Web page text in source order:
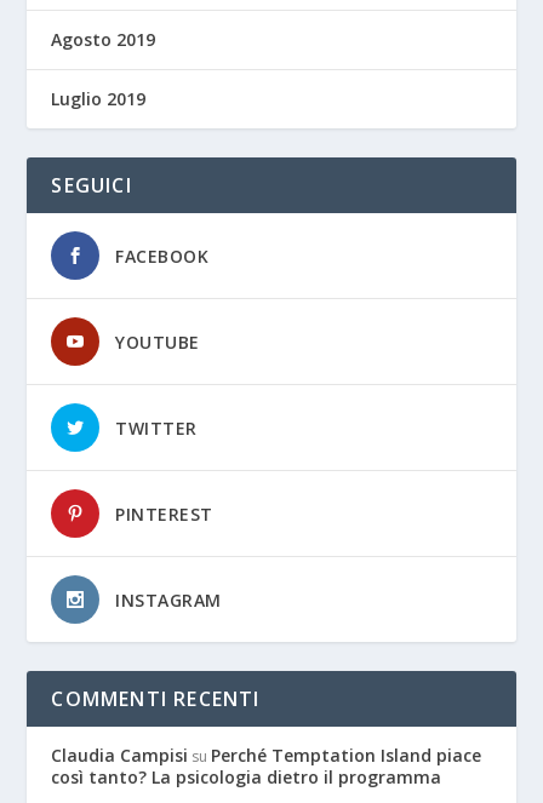
Agosto 2019
Luglio 2019
SEGUICI
FACEBOOK
YOUTUBE
TWITTER
PINTEREST
INSTAGRAM
COMMENTI RECENTI
Claudia Campisi su Perché Temptation Island piace
così tanto? La psicologia dietro il programma